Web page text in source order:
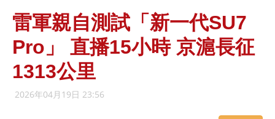
雷軍親自測試「新一代SU7
Pro」 直播15小時 京滬長征
1313公里
2026年04月19日 23:56